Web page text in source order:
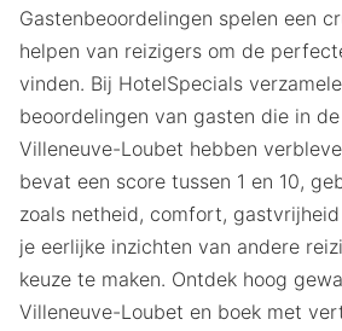
Gastenbeoordelingen spelen een
helpen van reizigers om de
vinden. Bij HotelSpecials
beoordelingen van gasten die in
Villeneuve-Loubet hebben
bevat een score tussen 1 en 10,
zoals netheid, comfort,
je eerlijke inzichten van andere
keuze te maken. Ontdek hoog
Villeneuve-Loubet en boek met